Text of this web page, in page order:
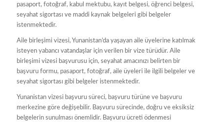
pasaport, fotoğraf, kabul mektubu, kayıt belgesi, öğrenci belgesi,
seyahat sigortası ve maddi kaynak belgeleri gibi belgeler
istenmektedir.
Aile birleşimi vizesi, Yunanistan’da yaşayan aile üyelerine katılmak
isteyen yabancı vatandaşlar için verilen bir vize türüdür. Aile
birleşimi vizesi başvurusu için, seyahat amacınızı belirten bir
başvuru formu, pasaport, fotoğraf, aile üyeleri ile ilgili belgeler ve
seyahat sigortası gibi belgeler istenmektedir.
Yunanistan vizesi başvuru süreci, başvuru türüne ve başvuru
merkezine göre değişebilir. Başvuru sürecinde, doğru ve eksiksiz
belgelerin sunulması önemlidir. Başvuru ücreti ödenmesi